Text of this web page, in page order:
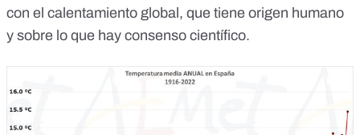
con el calentamiento global, que tiene origen humano
y sobre lo que hay consenso científico.